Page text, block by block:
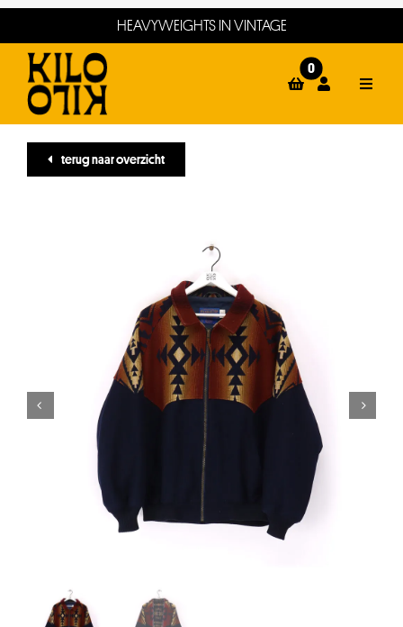
Ga
inhoud
HEAVYWEIGHTS IN VINTAGE
0
Toggle
home
webshop
terug naar overzicht
 